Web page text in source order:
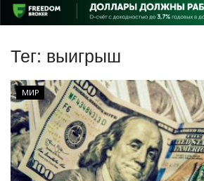
Главная
Обратная связь
ПАВЛОДАРСКАЯ ОБЛАСТЬ
КАЗАХСТАН
МИР
Тег: выигрыш
МИР